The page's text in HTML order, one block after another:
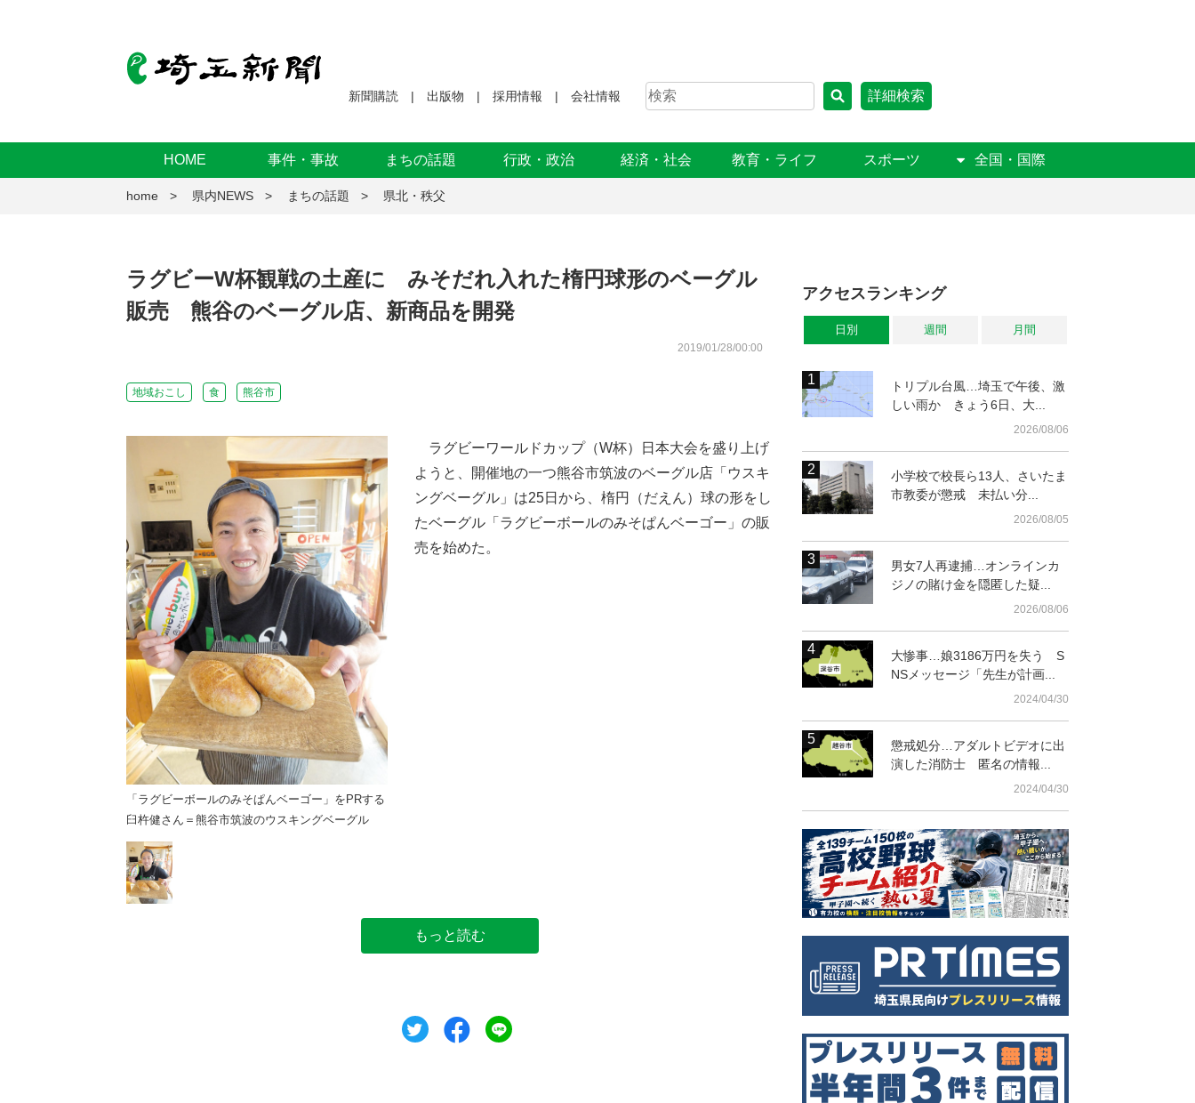
新聞購読 出版物 採用情報 会社情報 詳細検索
HOME 事件・事故 まちの話題 行政・政治 経済・社会 教育・ライフ スポーツ 全国・国際
home 県内NEWS まちの話題 県北・秩父
ラグビーW杯観戦の土産に みそだれ入れた楕円球形のベーグル
販売 熊谷のベーグル店、新商品を開発
2019/01/28/00:00
地域おこし 食 熊谷市
「ラグビーボールのみそぱんベーゴー」をPRする
臼杵健さん＝熊谷市筑波のウスキングベーグル
ラグビーワールドカップ（W杯）日本大会を盛り上げ
ようと、開催地の一つ熊谷市筑波のベーグル店「ウスキ
ングベーグル」は25日から、楕円（だえん）球の形をし
たベーグル「ラグビーボールのみそぱんベーゴー」の販
売を始めた。
もっと読む
ツイートシェア
アクセスランキング
日別 週間 月間
トリプル台風…埼玉で午後、激
しい雨か きょう6日、大...
2026/08/06
小学校で校長ら13人、さいたま
市教委が懲戒 未払い分...
2026/08/05
男女7人再逮捕…オンラインカ
ジノの賭け金を隠匿した疑...
2026/08/06
大惨事…娘3186万円を失う S
NSメッセージ「先生が計画...
2024/04/30
懲戒処分…アダルトビデオに出
演した消防士 匿名の情報...
2024/04/30